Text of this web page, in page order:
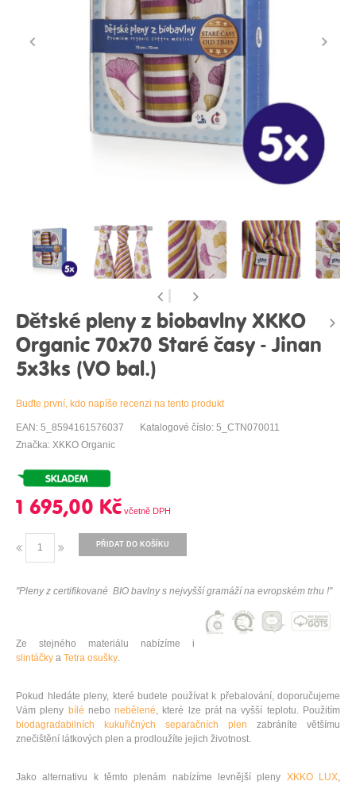
Dětské pleny z biobavlny XKKO
Organic 70x70 Staré časy - Jinan
5x3ks (VO bal.)
Buďte první, kdo napíše recenzi na tento produkt
EAN: 5_8594161576037
Katalogové číslo: 5_CTN070011
Značka: XKKO Organic
1 695,00 Kč
PŘIDAT DO KOŠÍKU
"Pleny z certifikované BIO bavlny s nejvyšší gramáží na evropském trhu !"
Ze stejného materiálu nabízíme i
slintáčky a Tetra osušky.
Pokud hledáte pleny, které budete používat k přebalování, doporučujeme
Vám pleny bílé nebonebělené, které lze prát na vyšší teplotu. Použitím
biodagradabilních kukuřičných separačních plen zabráníte většímu
znečištění látkových plen a prodloužíte jejich životnost.
Jako alternativu k těmto plenám nabízíme levnější pleny XKKO LUX,